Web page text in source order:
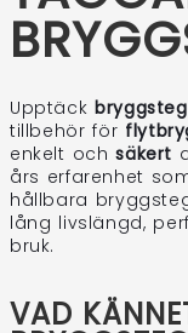
Upptäck
tillbehör för
enkelt ochsäkert
års erfarenhet
hållbara
lång livslängd,
bruk.
VAD